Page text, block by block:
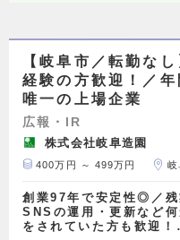
【岐阜市／転勤な
経験の方歓迎！／
唯一の上場企業
広報・IR
株式会社岐阜造園
400万円 ～ 499万円 岐
創業97年で安定性◎／残
SNSの運用・更新など
をされていた方も歓迎